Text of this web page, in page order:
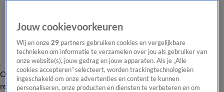
Overzicht Laatste nieuws Regionieuws Het beste van Hart
Tip de
redactie
Jouw cookievoorkeuren
Wij en onze29 partners gebruiken cookies en vergelijkbare
technieken om informatie te verzamelen over jou als gebruiker van
onze website(s), jouw gedrag en jouw apparaten. Als je „Alle
cookies accepteren” selecteert, worden trackingtechnologieën
ingeschakeld om onze advertenties en content te kunnen
personaliseren, onze producten en diensten te verbeteren en om